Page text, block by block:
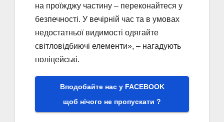
на проїжджу частину – переконайтеся у
безпечності. У вечірній час та в умовах
недостатньої видимості одягайте
світловідбиючі елементи», – нагадують
поліцейські.
Вподобайте нас у FACEBOOK
щоб нічого не пропускати ?